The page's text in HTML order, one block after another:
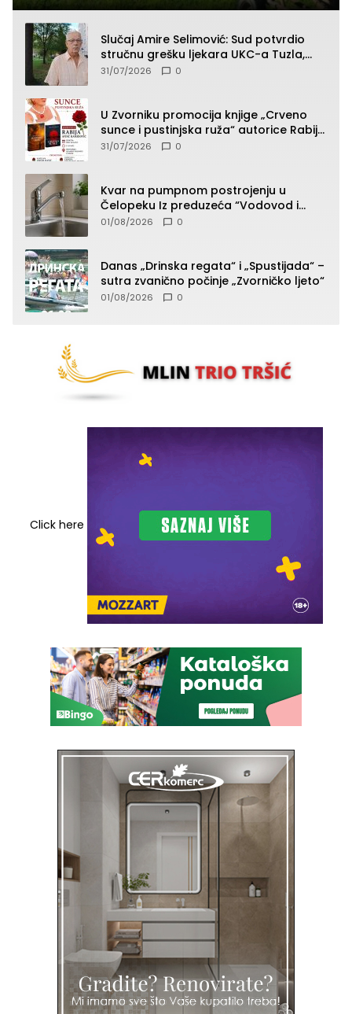
Slučaj Amire Selimović: Sud potvrdio
stručnu grešku ljekara UKC-a Tuzla,
presudan dokaz ostala obdukcija
31/07/2026 0
U Zvorniku promocija knjige „Crveno
sunce i pustinjska ruža“ autorice Rabije
Avdić-Hamidović
31/07/2026 0
Kvar na pumpnom postrojenju u
Čelopeku Iz preduzeća “Vodovod i
komunalije”
01/08/2026 0
Danas „Drinska regata“ i „Spustijada“ –
sutra zvanično počinje „Zvorničko ljeto“
01/08/2026 0
Click here